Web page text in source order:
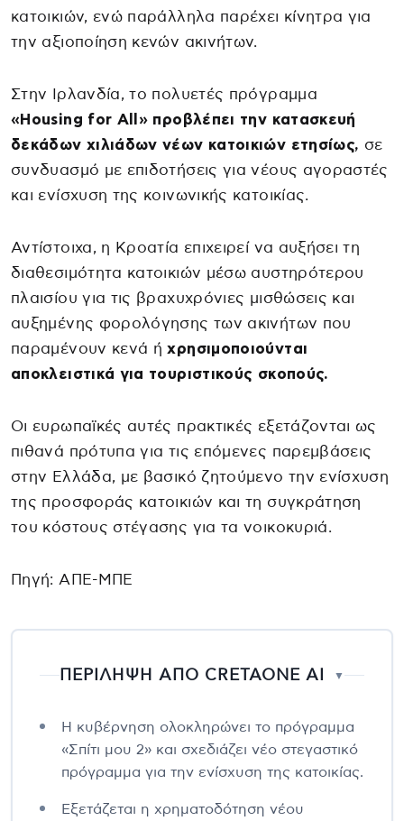
κατοικιών, ενώ παράλληλα παρέχει κίνητρα για
την αξιοποίηση κενών ακινήτων.
Στην Ιρλανδία, το πολυετές πρόγραμμα
«Housing for All» προβλέπει την κατασκευή
δεκάδων χιλιάδων νέων κατοικιών ετησίως, σε
συνδυασμό με επιδοτήσεις για νέους αγοραστές
και ενίσχυση της κοινωνικής κατοικίας.
Αντίστοιχα, η Κροατία επιχειρεί να αυξήσει τη
διαθεσιμότητα κατοικιών μέσω αυστηρότερου
πλαισίου για τις βραχυχρόνιες μισθώσεις και
αυξημένης φορολόγησης των ακινήτων που
παραμένουν κενά ή χρησιμοποιούνται
αποκλειστικά για τουριστικούς σκοπούς.
Οι ευρωπαϊκές αυτές πρακτικές εξετάζονται ως
πιθανά πρότυπα για τις επόμενες παρεμβάσεις
στην Ελλάδα, με βασικό ζητούμενο την ενίσχυση
της προσφοράς κατοικιών και τη συγκράτηση
του κόστους στέγασης για τα νοικοκυριά.
Πηγή: ΑΠΕ-ΜΠΕ
ΠΕΡΙΛΗΨΗ ΑΠΟ CRETAONE AI ▼
Η κυβέρνηση ολοκληρώνει το πρόγραμμα
«Σπίτι μου 2» και σχεδιάζει νέο στεγαστικό
πρόγραμμα για την ενίσχυση της κατοικίας.
Εξετάζεται η χρηματοδότηση νέου